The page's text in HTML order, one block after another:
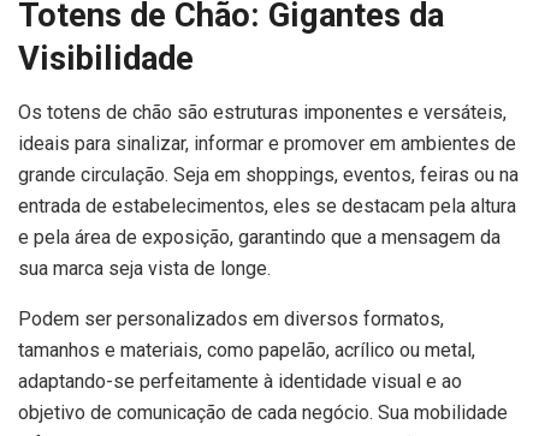
Totens de Chão: Gigantes da
Visibilidade
Os totens de chão são estruturas imponentes e versáteis,
ideais para sinalizar, informar e promover em ambientes de
grande circulação. Seja em shoppings, eventos, feiras ou na
entrada de estabelecimentos, eles se destacam pela altura
e pela área de exposição, garantindo que a mensagem da
sua marca seja vista de longe.
Podem ser personalizados em diversos formatos,
tamanhos e materiais, como papelão, acrílico ou metal,
adaptando-se perfeitamente à identidade visual e ao
objetivo de comunicação de cada negócio. Sua mobilidade